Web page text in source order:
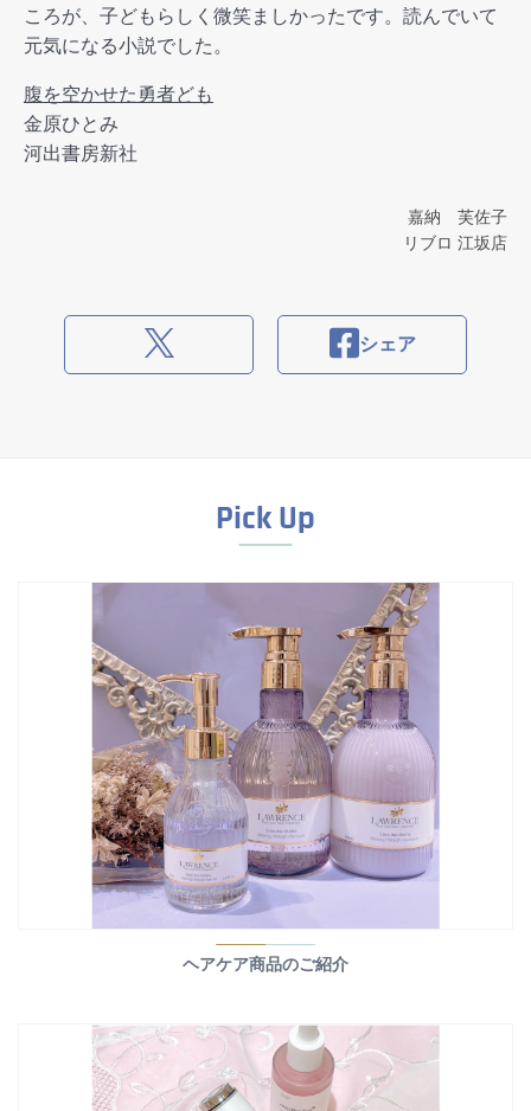
ころが、子どもらしく微笑ましかったです。読んでいて
元気になる小説でした。
腹を空かせた勇者ども
金原ひとみ
河出書房新社
嘉納 芙佐子
リブロ 江坂店
シェア
Pick Up
ヘアケア商品のご紹介